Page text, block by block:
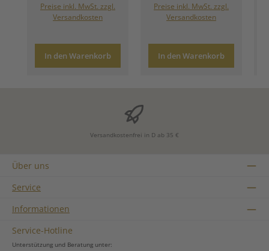
Preise inkl. MwSt. zzgl.
Versandkosten
In den Warenkorb
Preise inkl. MwSt. zzgl.
Versandkosten
In den Warenkorb
Versandkostenfrei in D ab 35 €
Über uns
Service
Informationen
Service-Hotline
Unterstützung und Beratung unter: